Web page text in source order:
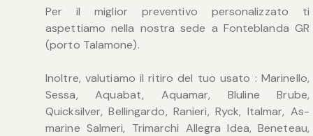
Per il miglior preventivo personalizzato ti
aspettiamo nella nostra sede a Fonteblanda GR
(porto Talamone).
Inoltre, valutiamo il ritiro del tuo usato : Marinello,
Sessa, Aquabat, Aquamar, Bluline Brube,
Quicksilver, Bellingardo, Ranieri, Ryck, Italmar, As-
marine Salmeri, Trimarchi Allegra Idea, Beneteau,